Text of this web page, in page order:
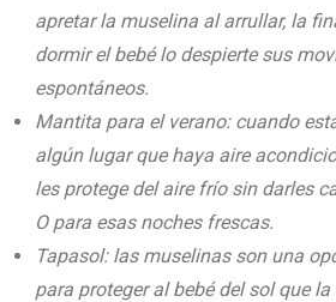
apretar la muselina al arrullar, la
dormir el bebé lo despierte sus
espontáneos.
Mantita para el verano: cuando
algún lugar que haya aire
les protege del aire frío sin darles
O para esas noches frescas.
Tapasol: las muselinas son una
para proteger al bebé del sol que